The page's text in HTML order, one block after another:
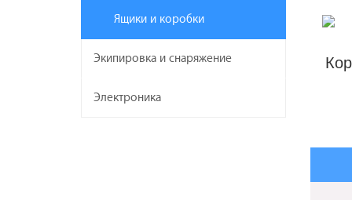
Ящики и коробки
Экипировка и снаряжение
Электроника